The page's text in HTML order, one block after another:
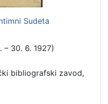
Sudeta
– 30. 6. 1927)
bibliografski zavod,